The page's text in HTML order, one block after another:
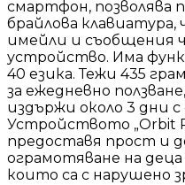
смартфон, позволява
брайлова
имейли и съобщения
устройство. Има
40 езика. Тежи 435
за ежедневно
издържи около 3 дни с
Устройството „Orbit
предоставя прост и
ограмотяване на
които са с нарушено